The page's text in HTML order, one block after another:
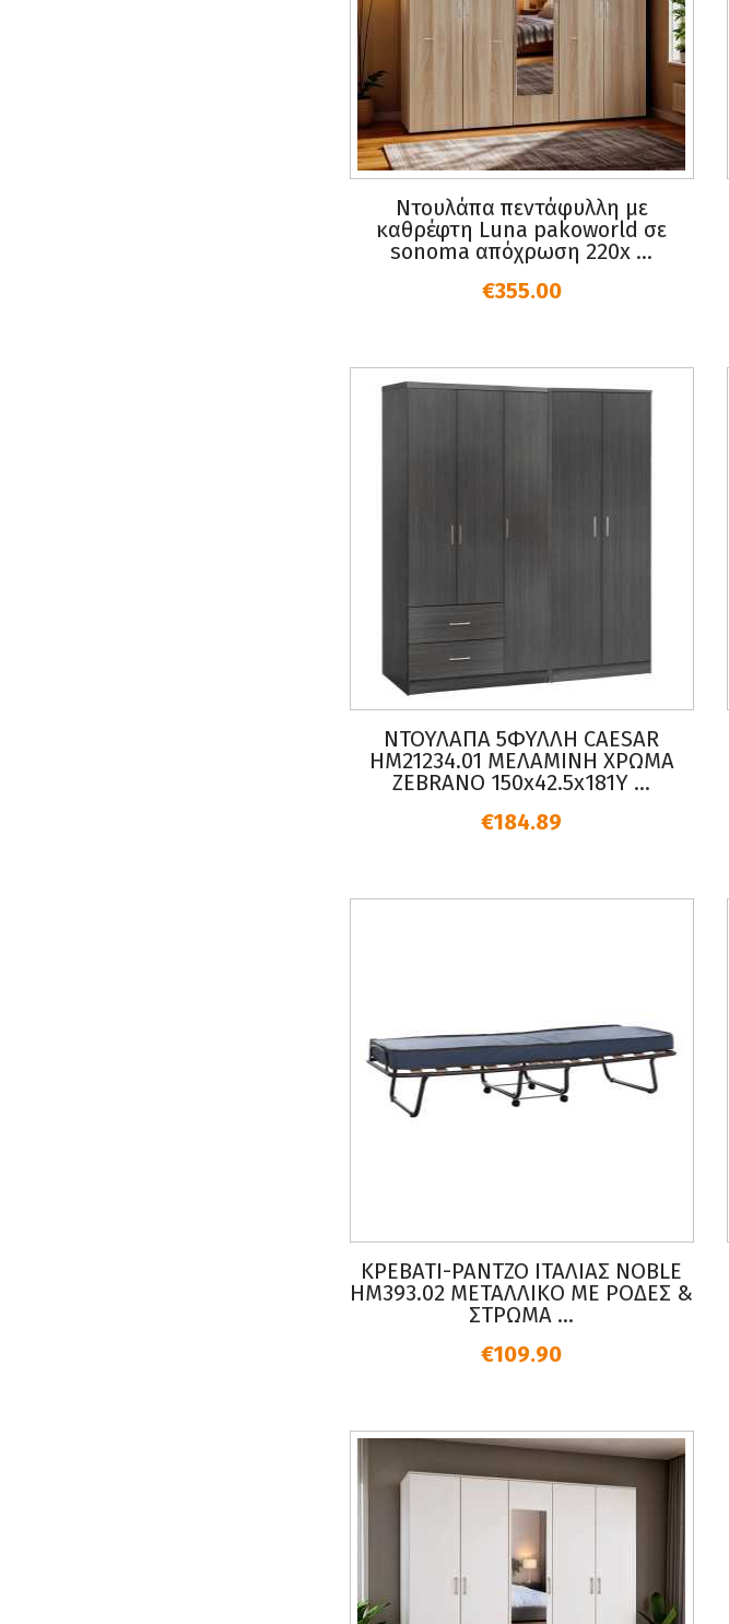
Ντουλάπα πεντάφυλλη με
καθρέφτη Luna pakoworld σε
sonoma απόχρωση 220x ...
€355.00
ΝΤΟΥΛΑΠΑ 5ΦΥΛΛΗ CAESAR
HM21234.01 ΜΕΛΑΜΙΝΗ ΧΡΩΜΑ
ZEBRANO 150x42.5x181Υ ...
€184.89
ΚΡΕΒΑΤΙ-ΡΑΝΤΖΟ ΙΤΑΛΙΑΣ NOBLE
HM393.02 ΜΕΤΑΛΛΙΚΟ ΜΕ ΡΟΔΕΣ &
ΣΤΡΩΜΑ ...
€109.90